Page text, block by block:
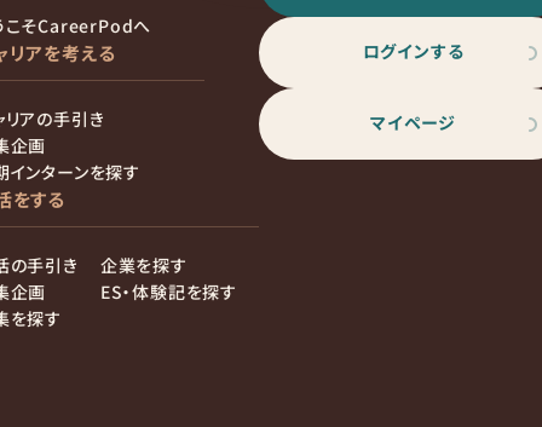
こそCareerPodへ
リアを考える
リアの手引き
企画
インターンを探す
をする
の手引き
企画
を探す
企業を探す
ES・体験記を探す
ログインする
マイページ